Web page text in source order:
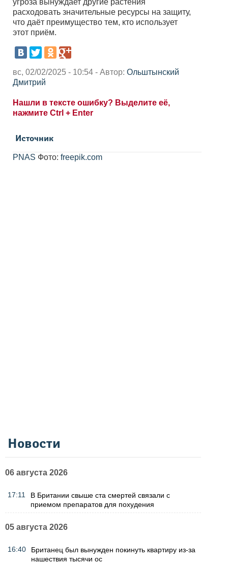
расходовать значительные ресурсы на защиту,
что даёт преимущество тем, кто использует
этот приём.
вс, 02/02/2025 - 10:54 - Автор: Ольштынский
Дмитрий
Нашли в тексте ошибку? Выделите её,
нажмите Ctrl + Enter
Источник
PNAS Фото: freepik.com
Новости
06 августа 2026
17:11
В Британии свыше ста смертей связали с
приемом препаратов для похудения
05 августа 2026
16:40
Британец был вынужден покинуть квартиру из-за
нашествия тысячи ос